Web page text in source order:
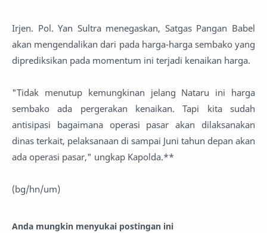
Irjen. Pol. Yan Sultra menegaskan, Satgas Pangan Babel
akan mengendalikan dari pada harga-harga sembako yang
diprediksikan pada momentum ini terjadi kenaikan harga.
"Tidak menutup kemungkinan jelang Nataru ini harga
sembako ada pergerakan kenaikan. Tapi kita sudah
antisipasi bagaimana operasi pasar akan dilaksanakan
dinas terkait, pelaksanaan di sampai Juni tahun depan akan
ada operasi pasar," ungkap Kapolda.**
(bg/hn/um)
Anda mungkin menyukai postingan ini